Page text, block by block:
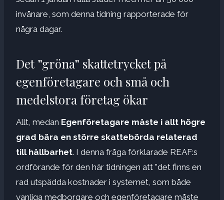
invånare, som denna tidning rapporterade för
några dagar.
Det ”gröna” skattetrycket på
egenföretagare och små och
medelstora företag ökar
Allt, medan Egenföretagare måste i allt högre
grad bära en större skattebörda relaterad
till hållbarhet. I denna fråga förklarade REAF:s
ordförande för den här tidningen att ”det finns en
rad utspädda kostnader i systemet, som både
vanliga medborgare och egenföretagare måste